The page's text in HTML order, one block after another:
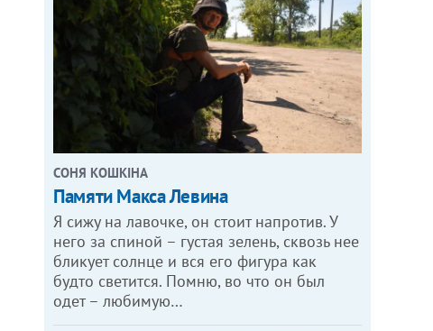
СОНЯ КОШКІНА
Памяти Макса Левина
Я сижу на лавочке, он стоит напротив. У
него за спиной – густая зелень, сквозь нее
бликует солнце и вся его фигура как
будто светится. Помню, во что он был
одет – любимую…